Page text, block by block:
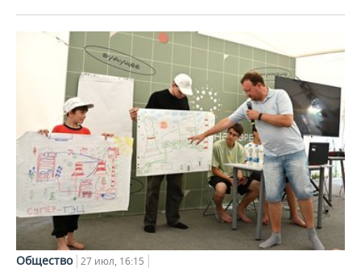
Общество 27 июл, 16:15